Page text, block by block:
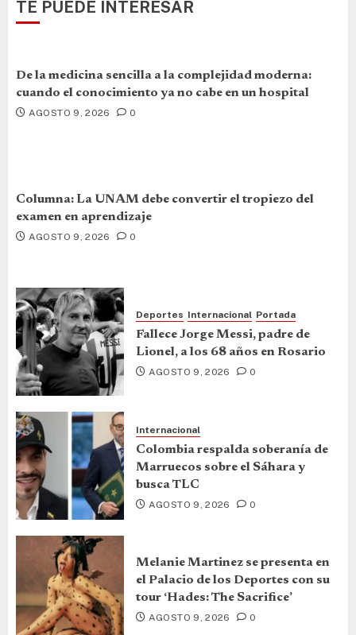
TE PUEDE INTERESAR
De la medicina sencilla a la complejidad moderna:
cuando el conocimiento ya no cabe en un hospital
AGOSTO 9, 2026 0
Columna: La UNAM debe convertir el tropiezo del
examen en aprendizaje
AGOSTO 9, 2026 0
Deportes Internacional Portada
Fallece Jorge Messi, padre de
Lionel, a los 68 años en Rosario
AGOSTO 9, 2026 0
Internacional
Colombia respalda soberanía de
Marruecos sobre el Sáhara y
busca TLC
AGOSTO 9, 2026 0
Melanie Martinez se presenta en
el Palacio de los Deportes con su
tour ‘Hades: The Sacrifice’
AGOSTO 9, 2026 0